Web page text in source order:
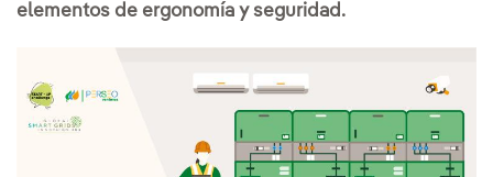
elementos de ergonomía y seguridad.